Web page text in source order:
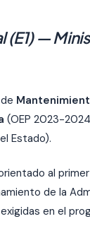
—
(OEP 2023-
Estado).
al
de la
en el